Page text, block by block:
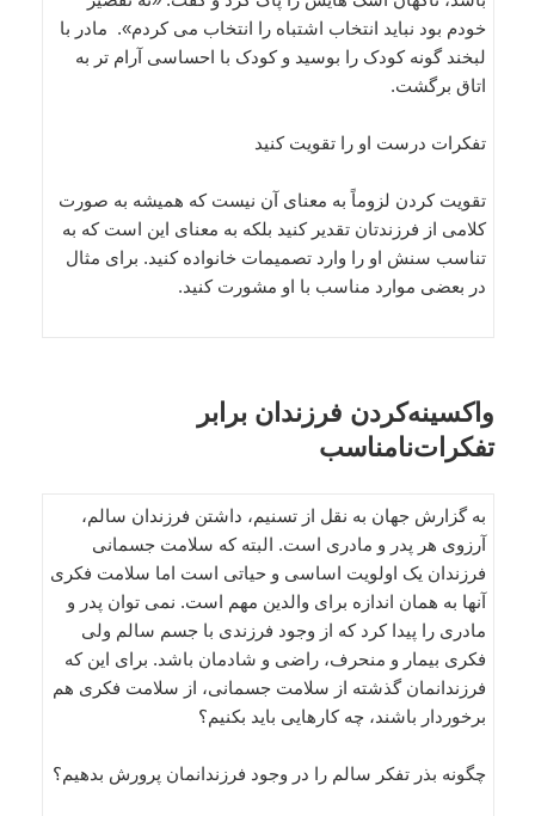
خودم بود نباید انتخاب اشتباه را انتخاب می کردم». مادر با
لبخند گونه کودک را بوسید و کودک با احساسی آرام تر به
اتاق برگشت.
تفکرات درست او را تقویت کنید
تقویت کردن لزوماً به معنای آن نیست که همیشه به صورت
کلامی از فرزندتان تقدیر کنید بلکه به معنای این است که به
تناسب سنش او را وارد تصمیمات خانواده کنید. برای مثال
در بعضی موارد مناسب با او مشورت کنید.
واکسینه‌کردن فرزندان برابر
تفکرات‌نامناسب
به گزارش جهان به نقل از تسنیم، داشتن فرزندان سالم،
آرزوی هر پدر و مادری است. البته که سلامت جسمانی
فرزندان یک اولویت اساسی و حیاتی است اما سلامت فکری
آنها به همان اندازه برای والدین مهم است. نمی توان پدر و
مادری را پیدا کرد که از وجود فرزندی با جسم سالم ولی
فکری بیمار و منحرف، راضی و شادمان باشد. برای این که
فرزندانمان گذشته از سلامت جسمانی، از سلامت فکری هم
برخوردار باشند، چه کارهایی باید بکنیم؟
چگونه بذر تفکر سالم را در وجود فرزندانمان پرورش بدهیم؟